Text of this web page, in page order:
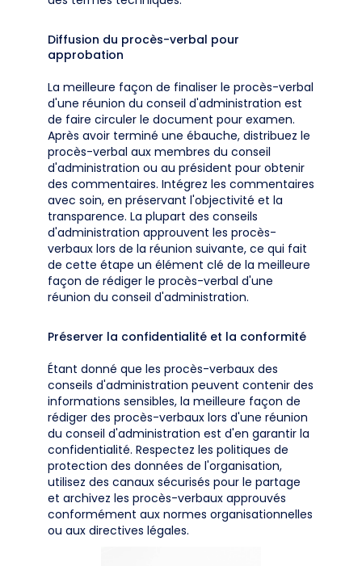
Diffusion du procès-verbal pour
approbation
La meilleure façon de finaliser le procès-verbal
d'une réunion du conseil d'administration est
de faire circuler le document pour examen.
Après avoir terminé une ébauche, distribuez le
procès-verbal aux membres du conseil
d'administration ou au président pour obtenir
des commentaires. Intégrez les commentaires
avec soin, en préservant l'objectivité et la
transparence. La plupart des conseils
d'administration approuvent les procès-
verbaux lors de la réunion suivante, ce qui fait
de cette étape un élément clé de la meilleure
façon de rédiger le procès-verbal d'une
réunion du conseil d'administration.
Préserver la confidentialité et la conformité
Étant donné que les procès-verbaux des
conseils d'administration peuvent contenir des
informations sensibles, la meilleure façon de
rédiger des procès-verbaux lors d'une réunion
du conseil d'administration est d'en garantir la
confidentialité. Respectez les politiques de
protection des données de l'organisation,
utilisez des canaux sécurisés pour le partage
et archivez les procès-verbaux approuvés
conformément aux normes organisationnelles
ou aux directives légales.